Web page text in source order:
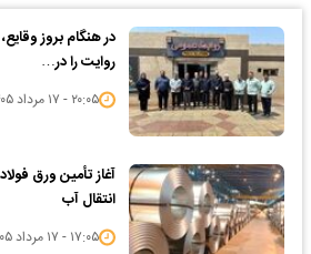
در هنگام بروز
روایت را در…
۲۰:۰۵ - ۱۷ مرداد ۱۴۰۵
آغاز تأمین ورق
انتقال آب
۱۷:۰۵ - ۱۷ مرداد ۱۴۰۵